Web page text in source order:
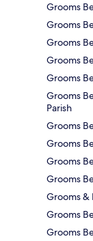
Grooms
Grooms
Grooms
Grooms
Grooms
Grooms
Parish
Grooms
Grooms
Grooms
Grooms
Grooms &
Grooms
Grooms